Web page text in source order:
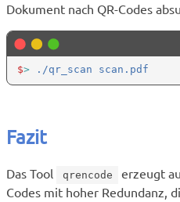
Dokument nach QR-Codes
$>
Fazit
Das Tool qrencode erzeugt
Codes mit hoher Redundanz,